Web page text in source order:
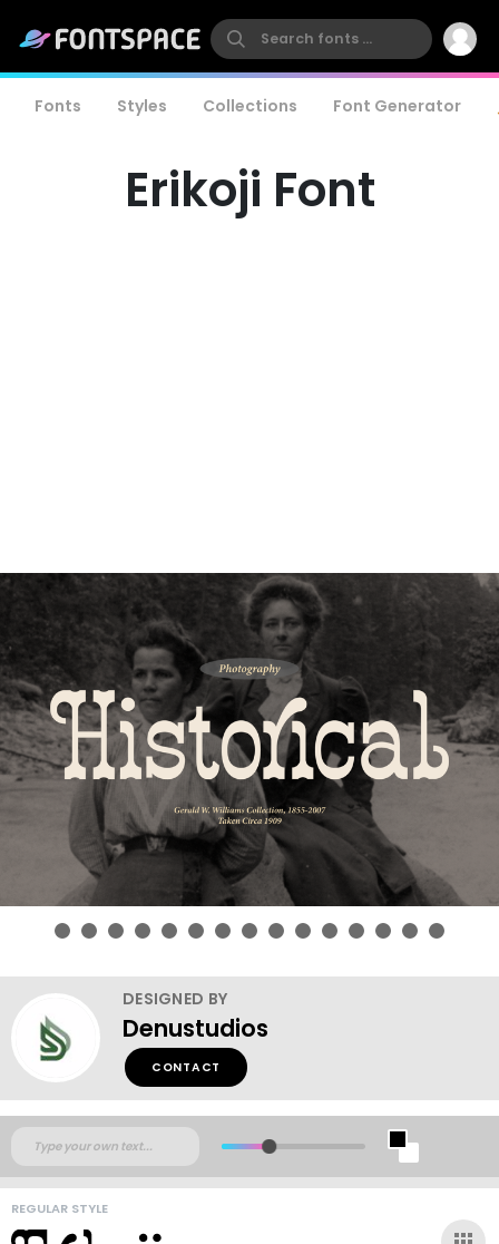
Fonts Styles Collections Font Generator
Erikoji Font
DESIGNED BY
Denustudios
CONTACT
REGULAR STYLE